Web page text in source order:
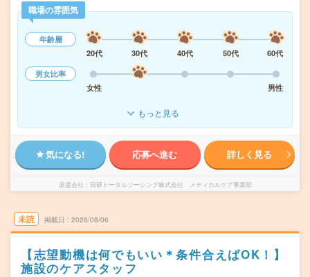
職場の雰囲気
年齢層
20代
30代 40代 50代
60代
男女比率
女性
男性
もっと見る
気になる! 応募へ進む 詳しく見る
派遣会社 日研トータルソーシング株式会社 メディカルケア事業部
未読 掲載日 2026/08/06
【志望動機は何でもいい＊条件合えばOK！】
施設のケアスタッフ